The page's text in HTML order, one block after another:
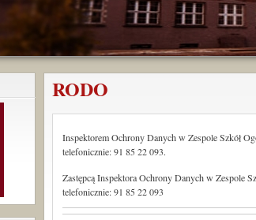
RODO
Inspektorem Ochrony Danych w Zespole Szkół
telefonicznie: 91 85 22 093.
Zastępcą Inspektora Ochrony Danych w Zespole
telefonicznie: 91 85 22 093